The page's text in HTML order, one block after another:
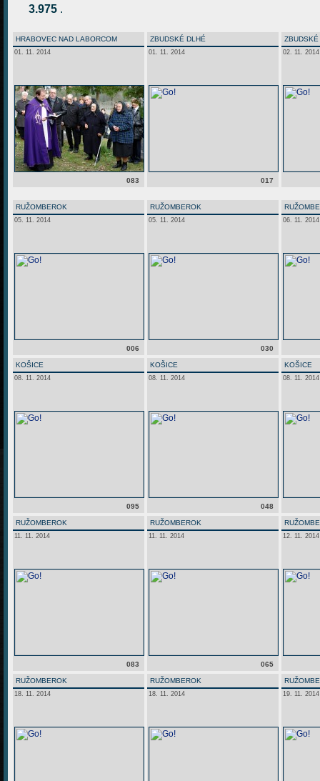
3.975 .
HRABOVEC NAD LABORCOM
01. 11. 2014
083
ZBUDSKÉ DLHÉ
01. 11. 2014
017
ZBUDSKÉ
02. 11. 2014
RUŽOMBEROK
05. 11. 2014
006
RUŽOMBEROK
05. 11. 2014
030
06. 11. 2014
KOŠICE
08. 11. 2014
095
KOŠICE
08. 11. 2014
048
KOŠICE
08. 11. 2014
RUŽOMBEROK
11. 11. 2014
083
RUŽOMBEROK
11. 11. 2014
065
12. 11. 2014
RUŽOMBEROK
18. 11. 2014
RUŽOMBEROK
18. 11. 2014 19. 11. 2014